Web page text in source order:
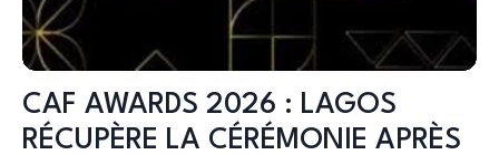
CAF AWARDS 2026 : LAGOS
RÉCUPÈRE LA CÉRÉMONIE APRÈS